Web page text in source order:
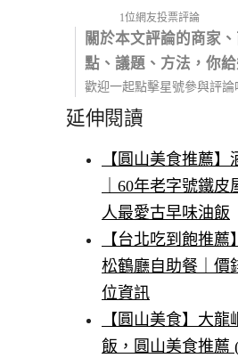
1位網友投票評論
關於本文評論的商家
點、議題、方法，你
歡迎一起點擊星號參與評論
延伸閱讀
【圓山美食推薦
｜60年老字號鐵
人最愛古早味油飯
【台北吃到飽推
松鶴廳自助餐｜價
位資訊
【圓山美食】大龍
飯，圓山美食推薦